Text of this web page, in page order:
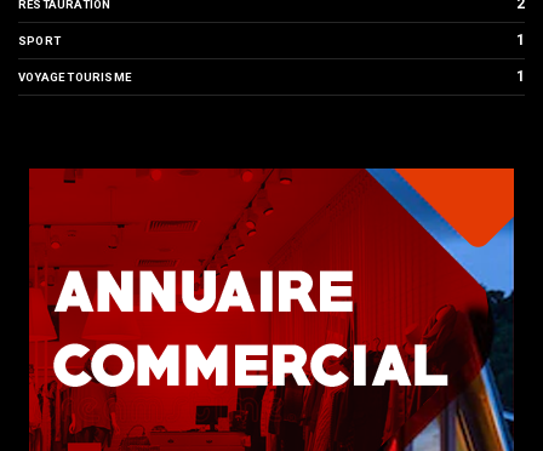
RESTAURATION
SPORT 1
VOYAGE TOURISME 1